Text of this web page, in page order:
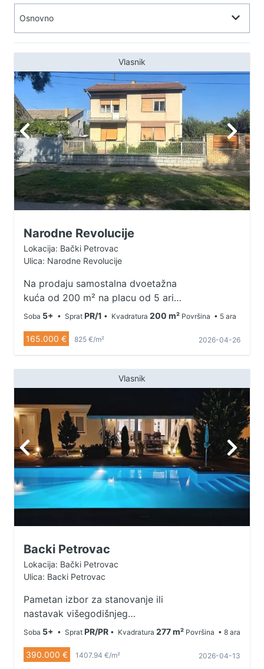
Vlasnik
Narodne Revolucije
Lokacija: Bački Petrovac
Ulica: Narodne Revolucije
Na prodaju samostalna dvoetažna
kuća od 200 m² na placu od 5 ari,
u mirnoj gradskoj zoni Bačkog
Kuća se sastoji od 6 soba, 2
kupatila, kuhinje, ostave i terase. U
sklopu objekta nalazi se podrum,
kao i garaža, uz dodatni parking u
gorivo. Poseduje internet i
kablovsku. Nekretnina je uknjižena,
kupovina direktno od vlasnika.
Odlična prilika za porodično
stanovanje u mirnom i uređenom
okruženju. Kontakt 063/334-432
Soba 5+ • Sprat PR/1 • Kvadratura 200 m² Površina • 5 ara
165.000 € 825 €/m² 2026-04-26
Vlasnik
Backi Petrovac
Lokacija: Bački Petrovac
Ulica: Backi Petrovac
Pametan izbor za stanovanje ili
nastavak višegodišnjeg
apartmanskog poslovanja uz stalne
ekskluzivne kuće sa bazenom u
Soba 5+ • Sprat PR/PR • Kvadratura 277 m² Površina • 8 ara
390.000 € 1407.94 €/m² 2026-04-13